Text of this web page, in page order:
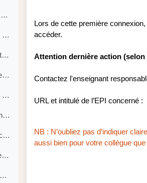
Après le cours — Consultation, diffusion et conser...
Où puis-je moi-même consulter l’enregistrement de mon cours ?
Qui a accès aux enregistrements des cours et pendant combien de temps ?
Combien de temps mes cours en amphi seront-ils disponibles pour les étudiants ?
A quel moment l'enregistrement du cours est-il accessible en différé ?
Je veux que la captation de mon cours ne soit accessible que sur une certaine période
Où mes données sont elles stockées ?
Comment conserver la vidéo de mon cours au-delà de période de diffusion par défaut ?
Comment arrêter la captation d'un cours ?
Lors de cette première
accéder.
Attention dernière action (selon
Contactez l'enseignant
URL et intitulé de l’EPI concerné :
NB : N’oubliez pas d’indiquer
aussi bien pour votre collègue que